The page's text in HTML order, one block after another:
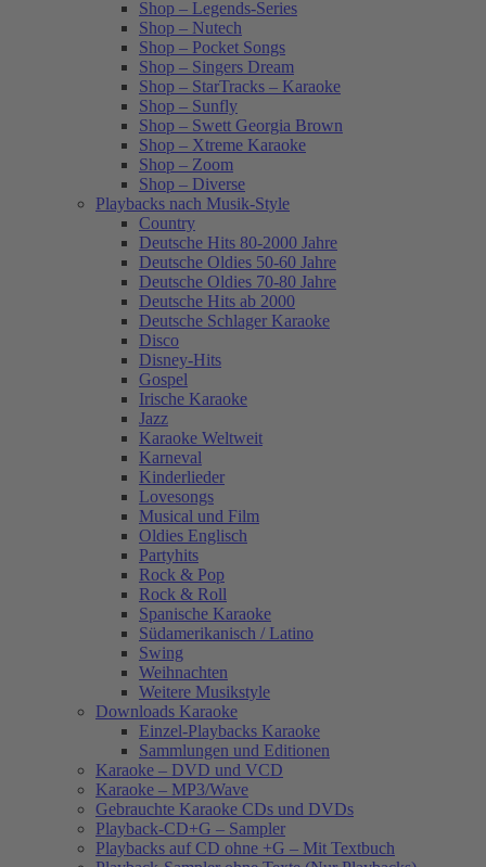
Shop – Legends-Series
Shop – Nutech
Shop – Pocket Songs
Shop – Singers Dream
Shop – StarTracks – Karaoke
Shop – Sunfly
Shop – Swett Georgia Brown
Shop – Xtreme Karaoke
Shop – Zoom
Shop – Diverse
Playbacks nach Musik-Style
Country
Deutsche Hits 80-2000 Jahre
Deutsche Oldies 50-60 Jahre
Deutsche Oldies 70-80 Jahre
Deutsche Hits ab 2000
Deutsche Schlager Karaoke
Disco
Disney-Hits
Gospel
Irische Karaoke
Jazz
Karaoke Weltweit
Karneval
Kinderlieder
Lovesongs
Musical und Film
Oldies Englisch
Partyhits
Rock & Pop
Rock & Roll
Spanische Karaoke
Südamerikanisch / Latino
Swing
Weihnachten
Weitere Musikstyle
Downloads Karaoke
Einzel-Playbacks Karaoke
Sammlungen und Editionen
Karaoke – DVD und VCD
Karaoke – MP3/Wave
Gebrauchte Karaoke CDs und DVDs
Playback-CD+G – Sampler
Playbacks auf CD ohne +G – Mit Textbuch